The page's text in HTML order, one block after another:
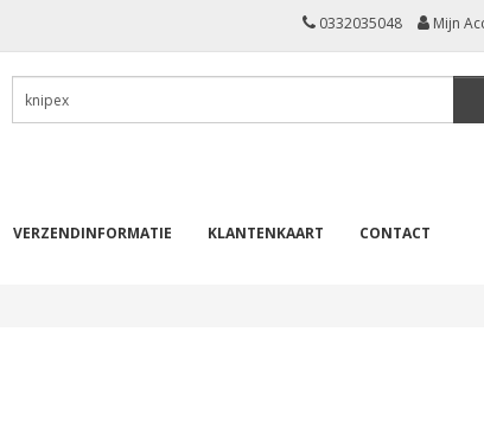
0332035048 Mijn
VERZENDINFORMATIE KLANTENKAART CONTACT